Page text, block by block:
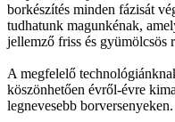
borkészítés minden fázisát
tudhatunk magunkénak,
jellemző friss és gyümölcsös
A megfelelő
köszönhetően évről-évre
legnevesebb borversenyeken.